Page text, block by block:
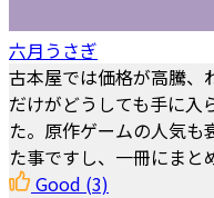
六月うさぎ
古本屋では価格が高騰、
だけがどうしても手に入
た。原作ゲームの人気も
た事ですし、一冊にまと
Good (3)